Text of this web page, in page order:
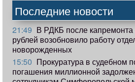
Последние новости
21:49 В РДКБ после
рублей возобновило работу
новорожденных
15:50 Прокуратура в судебном
погашения миллионной